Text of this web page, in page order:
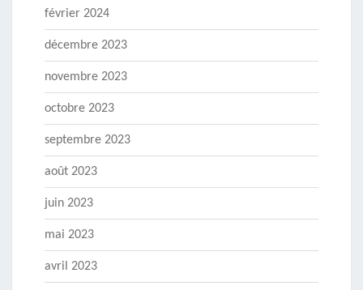
février 2024
décembre 2023
novembre 2023
octobre 2023
septembre 2023
août 2023
juin 2023
mai 2023
avril 2023